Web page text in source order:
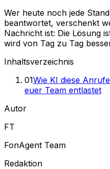
Wer heute noch jede
beantwortet, verschenkt
Nachricht ist: Die Lösung
wird von Tag zu Tag
Inhaltsverzeichnis
01Wie KI diese
euer Team entlastet
Autor
FT
FonAgent Team
Redaktion